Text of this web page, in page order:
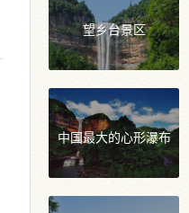
望乡台景区
中国最大的心形瀑布